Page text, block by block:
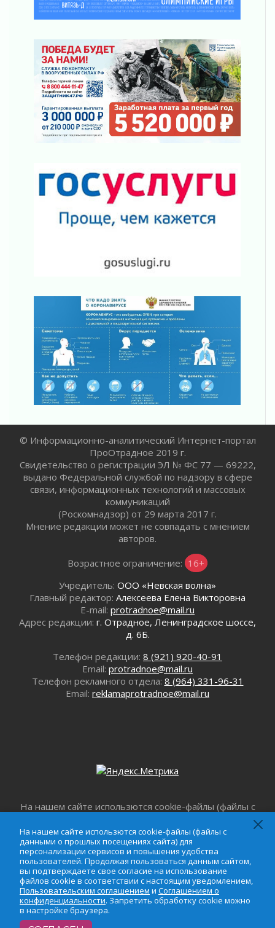
Строительные компании Ленобласти
подняли зарплаты почти на 40% за год
Шесть новых жизней в честь дня рождения
Ленинградской области
03 августа 2026
Уроки безопасности для детей и взрослых
03 августа 2026
Ленобласть отмечает День Воздушно-
десантных войск
02 августа 2026
Ленобласть отметила заслуги жителей перед
регионом и страной
02 августа 2026
ПСК через Гослуслуги напомнит жителям
Пропавшего подростка нашли в Кировском
районе Ленобласти
02 августа 2026
Жителям Ленобласти напомнили, как
действовать при укусе клеща
02 августа 2026
В Ивангороде назвали новых почетных
02 августа 2026
Готовность №1
Километровые столбы «Дороги жизни»
отправили на реставрацию
02 августа 2026
Ленобласть внедрила передовую подготовку
операторов БПЛА
В Ивангороде появилась «Избушка-
воробушка»
02 августа 2026
Юхла, мука, кантеле и Водяной
Лето катится с горки
В Ленобласти открылась экспозиция к 150-
летию Билибина
01 августа 2026
Лето без гаджетов
Без заявлений и очередей
01 августа 2026
Не женское это дело...уверены?
01 августа 2026
Все силы в кулак
01 августа 2026
Айда на пляж!
01 августа 2026
© Информационно-аналитический Интернет-портал
ПроОтрадное 2019 г.
Свидетельство о регистрации ЭЛ № ФС 77 — 69222,
выдано Федеральной службой по надзору в сфере
связи, информационных технологий и массовых
коммуникаций
(Роскомнадзор) от 29 марта 2017 г.
Мнение редакции может не совпадать с мнением
авторов.
Возрастное ограничение: 16+
Учредитель: ООО «Невская волна»
Главный редактор: Алексеева Елена Викторовна
E-mail: protradnoe@mail.ru
Адрес редакции: г. Отрадное, Ленинградское шоссе,
д. 6Б.
Телефон редакции: 8 (921) 920-40-91
Email: protradnoe@mail.ru
Телефон рекламного отдела: 8 (964) 331-96-31
Email: reklamaprotradnoe@mail.ru
На нашем сайте использются cookie-файлы (файлы с
персонализации сервисов и повышения удобства
пользователей. Продолжая пользоваться данным
сайтом, вы подтверждаете свое согласие на
использование файлов cookie в соответствии с
настоящим уведомлением,Пользовательским
соглашениемиСоглашением о
конфиденциальности. Запретить обработку cookie
можно в настройке браузера.
На нашем сайте использются cookie-файлы (файлы с
данными о прошлых посещениях сайта) для
персонализации сервисов и повышения удобства
пользователей. Продолжая пользоваться данным сайтом,
вы подтверждаете свое согласие на использование
файлов cookie в соответствии с настоящим уведомлением,
Пользовательским соглашением и Соглашением о
конфиденциальности. Запретить обработку cookie можно
в настройке браузера.